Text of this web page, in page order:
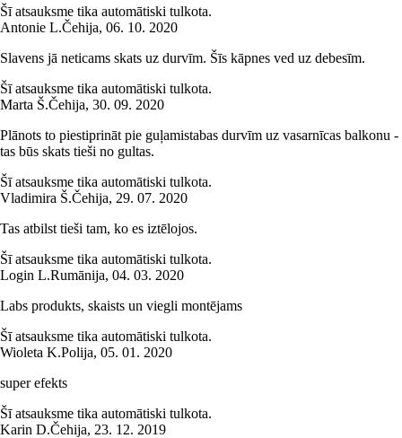
Šī atsauksme tika automātiski tulkota.
Antonie L.Čehija, 06. 10. 2020
Slavens jā neticams skats uz durvīm. Šīs kāpnes ved uz debesīm.
Šī atsauksme tika automātiski tulkota.
Marta Š.Čehija, 30. 09. 2020
Plānots to piestiprināt pie guļamistabas durvīm uz vasarnīcas balkonu -
tas būs skats tieši no gultas.
Šī atsauksme tika automātiski tulkota.
Vladimira Š.Čehija, 29. 07. 2020
Tas atbilst tieši tam, ko es iztēlojos.
Šī atsauksme tika automātiski tulkota.
Login L.Rumānija, 04. 03. 2020
Labs produkts, skaists un viegli montējams
Šī atsauksme tika automātiski tulkota.
Wioleta K.Polija, 05. 01. 2020
super efekts
Šī atsauksme tika automātiski tulkota.
Karin D.Čehija, 23. 12. 2019